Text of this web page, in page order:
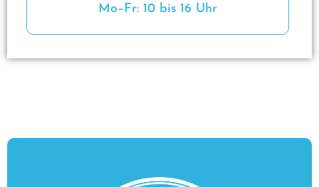
Mo–Fr: 10 bis 16 Uhr